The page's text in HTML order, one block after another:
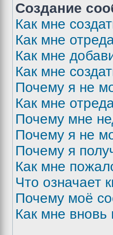
Создание
Как мне
Как мне
Как мне
Как мне
Почему я не
Как мне
Почему мне
Почему я не
Почему я
Как мне
Что означает
Почему моё
Как мне